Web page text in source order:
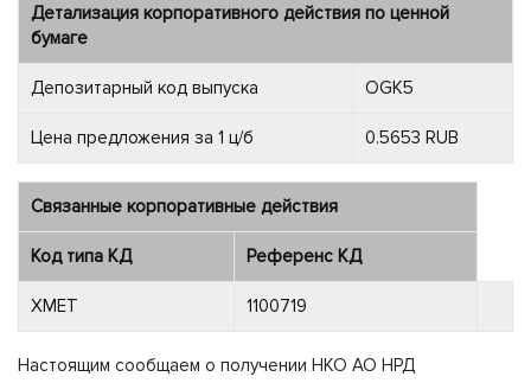
Детализация корпоративного действия по ценной
бумаге
Депозитарный код выпуска OGK5
Цена предложения за 1 ц/б 0.5653 RUB
Связанные корпоративные действия
Код типа КД Референс КД
XMET 1100719
Настоящим сообщаем о получении НКО АО НРД